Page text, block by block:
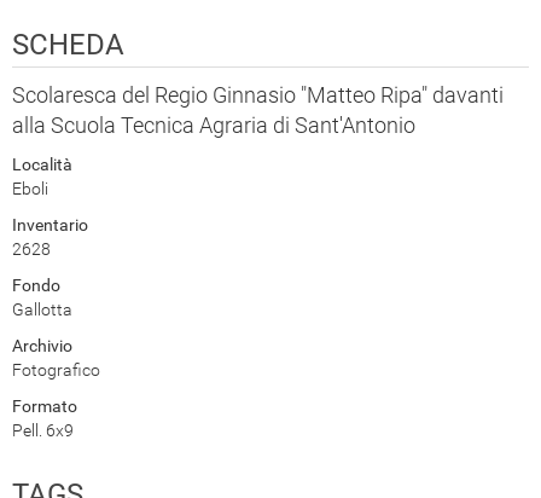
SCHEDA
Scolaresca del Regio Ginnasio "Matteo Ripa" davanti
alla Scuola Tecnica Agraria di Sant'Antonio
Località
Eboli
Inventario
2628
Fondo
Gallotta
Archivio
Fotografico
Formato
Pell. 6x9